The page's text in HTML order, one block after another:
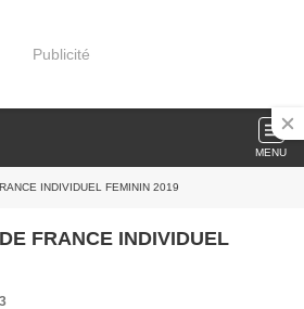
Publicité
MENU
INDIVIDUEL FEMININ 2019
FRANCE INDIVIDUEL